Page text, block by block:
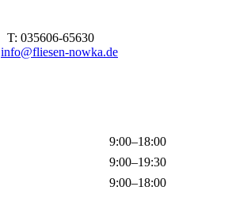
T: 035606-65630
info@fliesen-nowka.de
9:00–18:00
9:00–19:30
9:00–18:00